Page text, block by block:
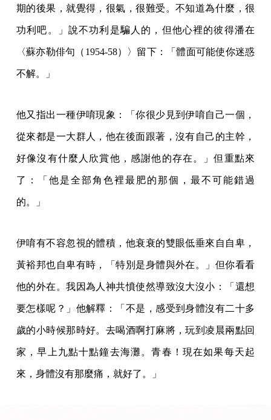
期的後果，就覺得，很氣，很難受。不知道為什麼，很
功利吧。」說不功利是騙人的，但他心裡的彼得潘在
〈蘇亦勒俳句（1954-58）〉留下：「體面可能使你迷惑
不解。」
他又指出一種伊唷現象：「你很少見到伊唷自己一個，
從來都是一大群人，他在後面跟著，沒有自己的主幹，
好像沒有什麼人欣賞他，感謝他的存在。」但重點來
了：「他是全部角色裡最肥的那個，最不可能錯過
的。」
伊唷有不容忽視的體積，他衰衰的雙眼低垂來自自卑，
黃裕邦也自卑有時，「特別是身體與外在。」但你看看
他的外在。我因為人神共憤使然導致沒大沒小：「還想
要怎樣呢？」他解釋：「不是，感受到身體沒有二十多
歲的小時候那時好。去喝酒啊打麻將，玩到凌晨兩點回
家，早上九點十點鐘去海灘。青春！現在如果每天起
來，身體沒有那麼痛，就好了。」